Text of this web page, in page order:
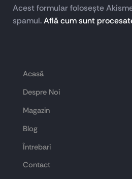
Acest formular folosește
spamul.Află cum sunt
Acasă
Despre Noi
Magazin
Blog
Întrebari
Contact